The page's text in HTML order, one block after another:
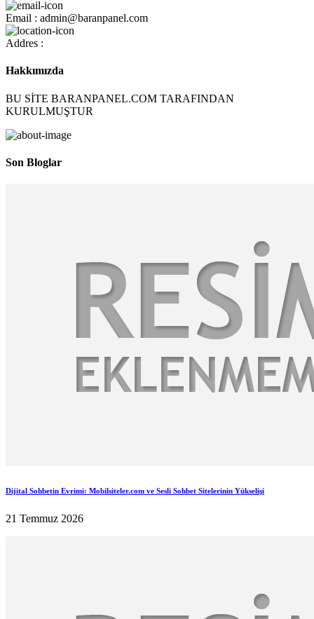
Email : admin@baranpanel.com
Addres :
Hakkımızda
BU SİTE BARANPANEL.COM TARAFINDAN
KURULMUŞTUR
Son Bloglar
Dijital Sohbetin Evrimi: Mobilsiteler.com ve Sesli Sohbet Sitelerinin Yükselişi
21 Temmuz 2026